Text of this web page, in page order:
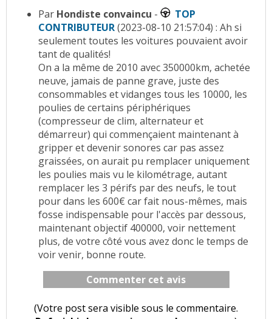
Par Hondiste convaincu -
TOP
CONTRIBUTEUR(2023-08-10 21:57:04) : Ah si
seulement toutes les voitures pouvaient avoir
tant de qualités!
On a la même de 2010 avec 350000km, achetée
neuve, jamais de panne grave, juste des
consommables et vidanges tous les 10000, les
poulies de certains périphériques
(compresseur de clim, alternateur et
démarreur) qui commençaient maintenant à
gripper et devenir sonores car pas assez
graissées, on aurait pu remplacer uniquement
les poulies mais vu le kilométrage, autant
remplacer les 3 périfs par des neufs, le tout
pour dans les 600€ car fait nous-mêmes, mais
fosse indispensable pour l'accès par dessous,
maintenant objectif 400000, voir nettement
plus, de votre côté vous avez donc le temps de
voir venir, bonne route.
Commenter cet avis
(Votre post sera visible sous le commentaire.